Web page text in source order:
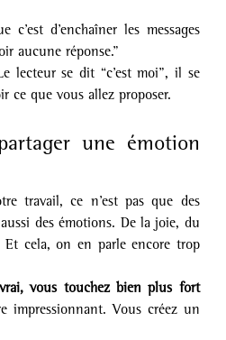
c’est d’enchaîner les messages
aucune réponse.”
lecteur se dit “c’est moi”, il se
ce que vous allez proposer.
une émotion
travail, ce n’est pas que des
aussi des émotions. De la joie, du
Et cela, on en parle encore trop
Quand vous osez parler vrai, vous touchez bien plus fort
impressionnant. Vous créez un